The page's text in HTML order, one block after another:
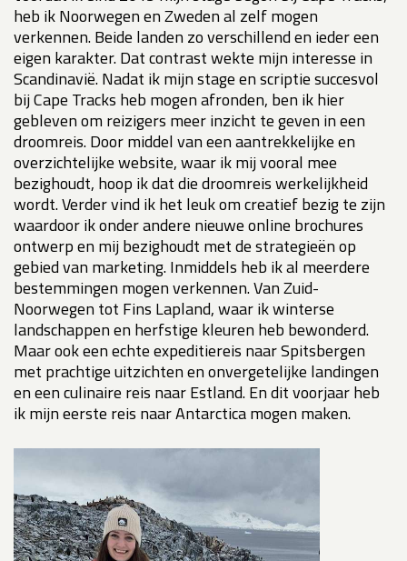
heb ik Noorwegen en Zweden al zelf mogen
verkennen. Beide landen zo verschillend en ieder een
eigen karakter. Dat contrast wekte mijn interesse in
Scandinavië. Nadat ik mijn stage en scriptie succesvol
bij Cape Tracks heb mogen afronden, ben ik hier
gebleven om reizigers meer inzicht te geven in een
droomreis. Door middel van een aantrekkelijke en
overzichtelijke website, waar ik mij vooral mee
bezighoudt, hoop ik dat die droomreis werkelijkheid
wordt. Verder vind ik het leuk om creatief bezig te zijn
waardoor ik onder andere nieuwe online brochures
ontwerp en mij bezighoudt met de strategieën op
gebied van marketing. Inmiddels heb ik al meerdere
bestemmingen mogen verkennen. Van Zuid-
Noorwegen tot Fins Lapland, waar ik winterse
landschappen en herfstige kleuren heb bewonderd.
Maar ook een echte expeditiereis naar Spitsbergen
met prachtige uitzichten en onvergetelijke landingen
en een culinaire reis naar Estland. En dit voorjaar heb
ik mijn eerste reis naar Antarctica mogen maken.